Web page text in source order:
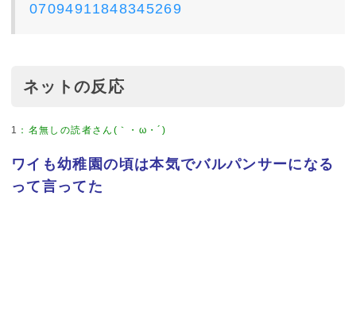
07094911848345269
ネットの反応
1 ： 名無しの読者さん(｀・ω・´)
ワイも幼稚園の頃は本気でバルパンサーになる
って言ってた